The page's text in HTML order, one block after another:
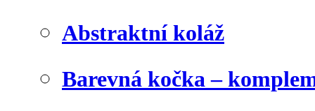
Abstraktní koláž
Barevná kočka –